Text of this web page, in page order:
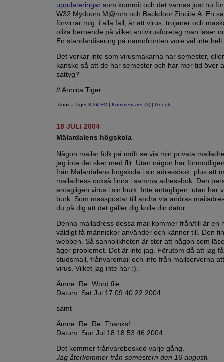
uppdateringar som kommit och det varnas just nu för
W32.Mydoom.M@mm och Backdoor.Zincite.A. En
förvirrar mig, i alla fall, är att virus, trojaner och
olika beroende på vilket antivirusföretag man läser
En standardisering på namnfronten vore väl inte helt
Det verkar inte som virusmakarna har semester,
kanske så att de har semester och har mer tid över
sattyg?
// Annica Tiger
Annica Tiger 8:34 FM | Kommentarer (3) | Google
18 JULI 2004
Mälardalens högskola
Någon mailar folk på mdh.se via min privata
jag inte det sker med flit. Utan någon har
från Mälardalens högskola i sin adressbok, plus att
mailadress också finns i samma adressbok. Den
antagligen virus i sin burk. Inte antagligen, utan har
burk. Som masspostar till andra via andras
du på dig att det gäller dig kolla din dator.
Denna mailadress dessa mail kommer från/till är en
väldigt få människor använder och känner till. Den
webben. Så sannolikheten är stor att någon som
äger problemet. Det är inte jag. Förutom då att jag
studsmail, frånvaromail och info från mailserverna
virus. Vilket jag inte har :).
Ämne: Re: Word file
Datum: Sat Jul 17 09:40:22 2004
samt
Ämne: Re: Re: Thanks!
Datum: Sun Jul 18 18:53:46 2004
Det kommer frånvarobesked varje gång.
Jag återkommer från semestern den 16 augusti.